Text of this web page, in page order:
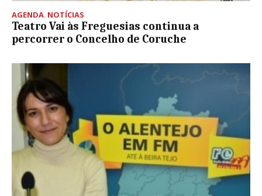
AGENDA NOTÍCIAS
Teatro Vai às Freguesias continua a
percorrer o Concelho de Coruche